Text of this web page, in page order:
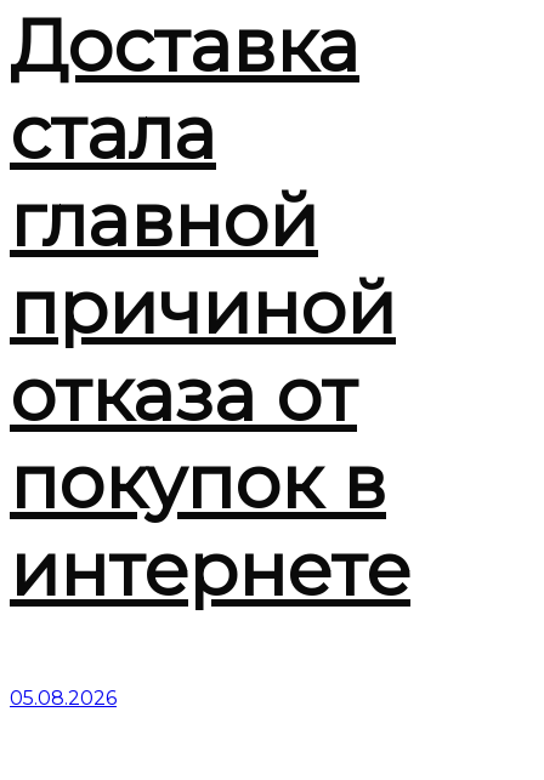
Доставка
стала
главной
причиной
отказа от
покупок в
интернете
05.08.2026